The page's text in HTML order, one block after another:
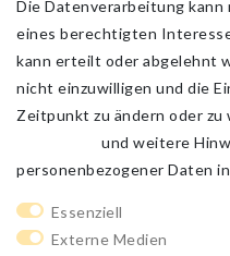
Impressum
Die Datenverarbeitung kann
eines berechtigten
kann erteilt oder abgelehnt
nicht einzuwilligen und die
Zeitpunkt zu ändern oder
und weitere
personenbezogener Daten
Essenziell
Externe Medien